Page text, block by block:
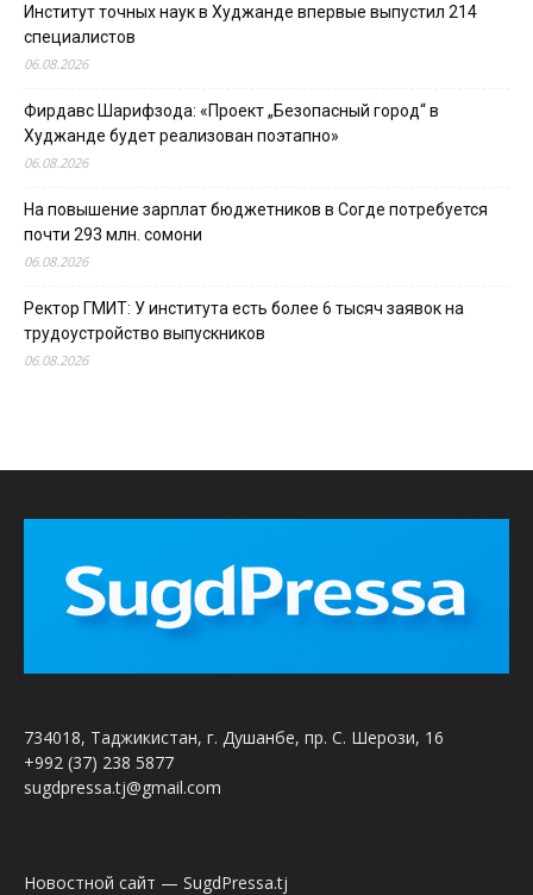
Институт точных наук в Худжанде впервые выпустил 214
специалистов
06.08.2026
Фирдавс Шарифзода: «Проект „Безопасный город“ в
Худжанде будет реализован поэтапно»
06.08.2026
На повышение зарплат бюджетников в Согде потребуется
почти 293 млн. сомони
06.08.2026
Ректор ГМИТ: У института есть более 6 тысяч заявок на
трудоустройство выпускников
06.08.2026
734018, Таджикистан, г. Душанбе, пр. С. Шерози, 16
+992 (37) 238 5877
sugdpressa.tj@gmail.com
Новостной сайт — SugdPressa.tj